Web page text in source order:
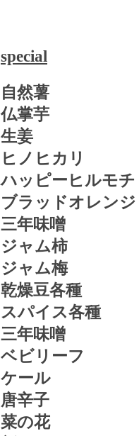
special
自然薯
仏掌芋
生姜
ヒノヒカリ
ハッピーヒルモチ
ブラッドオレンジ
三年味噌
ジャム柿
ジャム梅
乾燥豆各種
スパイス各種
三年味噌
ベビリーフ
ケール
唐辛子
菜の花